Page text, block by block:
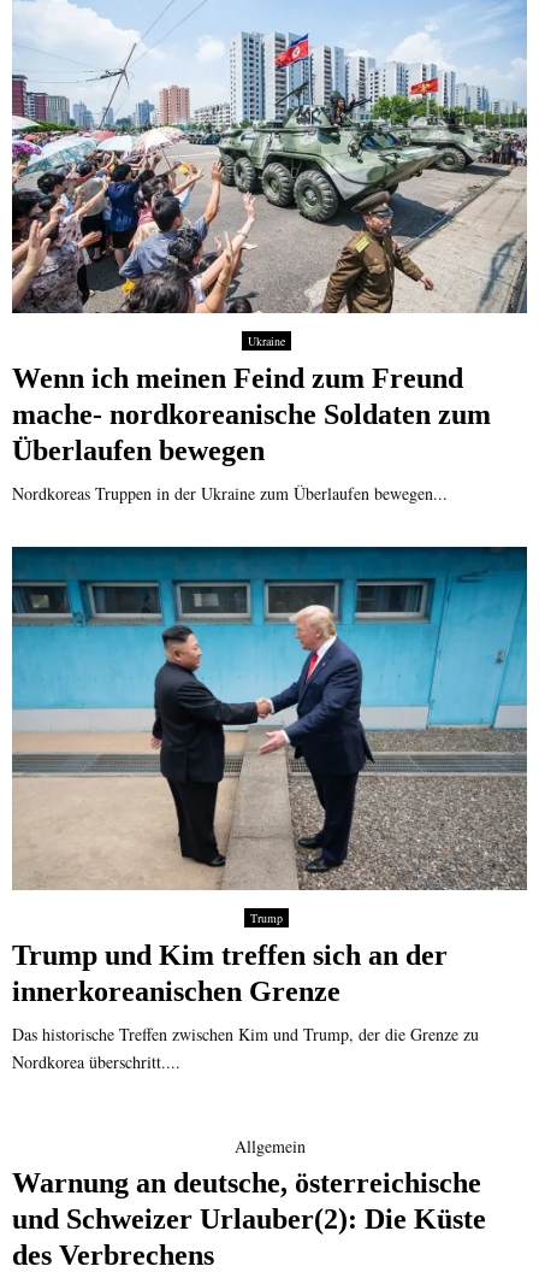
Ukraine
Wenn ich meinen Feind zum Freund
mache- nordkoreanische Soldaten zum
Überlaufen bewegen
Nordkoreas Truppen in der Ukraine zum Überlaufen bewegen...
Trump
Trump und Kim treffen sich an der
innerkoreanischen Grenze
Das historische Treffen zwischen Kim und Trump, der die Grenze zu
Nordkorea überschritt....
Allgemein
Warnung an deutsche, österreichische
und Schweizer Urlauber(2): Die Küste
des Verbrechens